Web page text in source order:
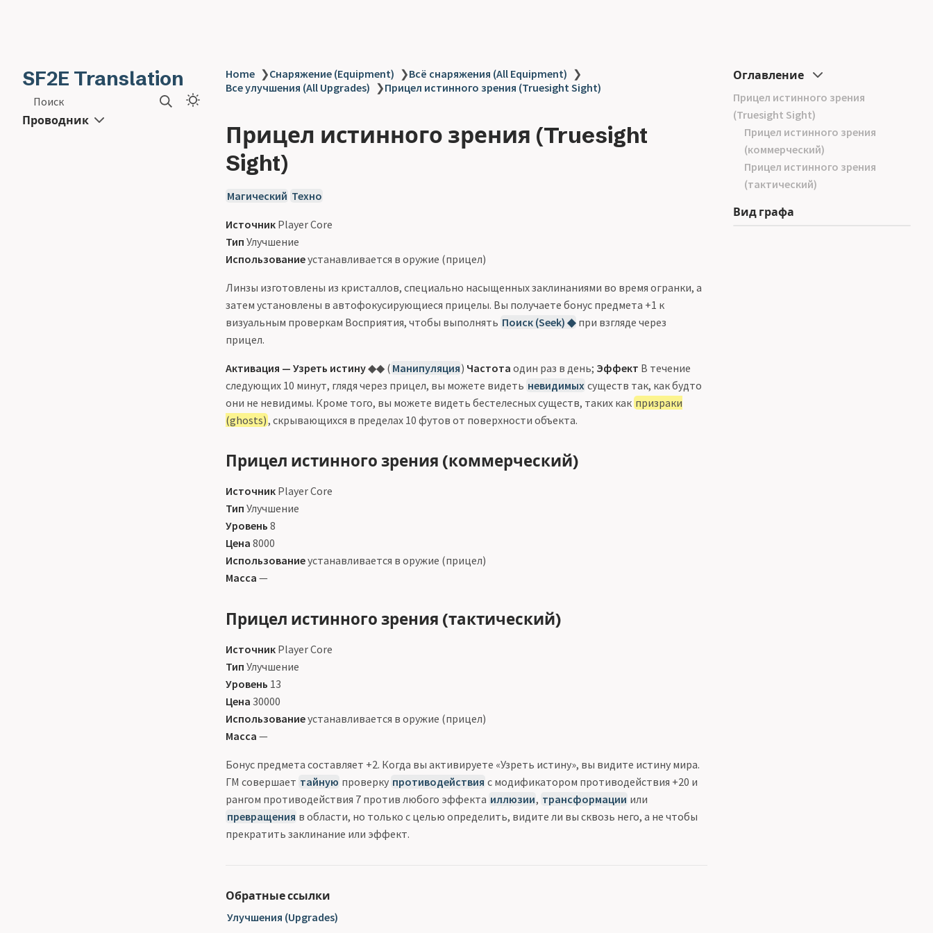
SF2E Translation
Поиск
Проводник
Home ❯Снаряжение (Equipment) ❯Всё снаряжения (All Equipment) ❯
Все улучшения (All Upgrades) ❯Прицел истинного зрения (Truesight Sight)
Прицел истинного зрения (Truesight
Sight)
Магический Техно
Источник Player Core
Тип Улучшение
Использованиеустанавливается в оружие (прицел)
Линзы изготовлены из кристаллов, специально насыщенных заклинаниями во время огранки, а
затем установлены в автофокусирующиеся прицелы. Вы получаете бонус предмета +1 к
визуальным проверкам Восприятия, чтобы выполнять Поиск (Seek) ◆ при взгляде через
прицел.
Активация — Узреть истину◆◆ ( Манипуляция) Частота один раз в день; Эффект В течение
следующих 10 минут, глядя через прицел, вы можете видеть невидимых существ так, как будто
они не невидимы. Кроме того, вы можете видеть бестелесных существ, таких как призраки
(ghosts), скрывающихся в пределах 10 футов от поверхности объекта.
Прицел истинного зрения (коммерческий)
Источник Player Core
Тип Улучшение
Уровень 8
Цена 8000
Использованиеустанавливается в оружие (прицел)
Масса —
Прицел истинного зрения (тактический)
Источник Player Core
Тип Улучшение
Уровень 13
Цена 30000
Использованиеустанавливается в оружие (прицел)
Масса —
Бонус предмета составляет +2. Когда вы активируете «Узреть истину», вы видите истину мира.
ГМ совершает тайную проверку противодействия с модификатором противодействия +20 и
рангом противодействия 7 против любого эффекта иллюзии, трансформации или
превращения в области, но только с целью определить, видите ли вы сквозь него, а не чтобы
прекратить заклинание или эффект.
Обратные ссылки
Улучшения (Upgrades)
Оглавление
Прицел истинного зрения
(Truesight Sight)
Прицел истинного зрения
(коммерческий)
Прицел истинного зрения
(тактический)
Вид графа